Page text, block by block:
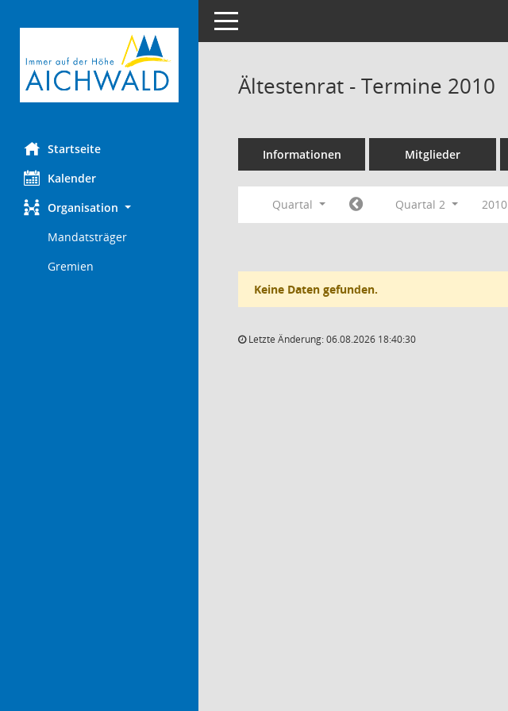
Startseite
Kalender
Organisation
Mandatsträger
Gremien
Toggle navigation
Ältestenrat - Termine 2010
Informationen Mitglieder
Quartal Quartal 2 2010
Keine Daten gefunden.
Letzte Änderung: 06.08.2026 18:40:30